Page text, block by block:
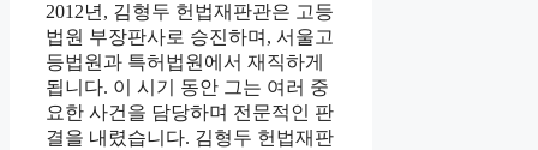
2012년, 김형두 헌법재판관은 고등
법원 부장판사로 승진하며, 서울고
등법원과 특허법원에서 재직하게
됩니다. 이 시기 동안 그는 여러 중
요한 사건을 담당하며 전문적인 판
결을 내렸습니다. 김형두 헌법재판